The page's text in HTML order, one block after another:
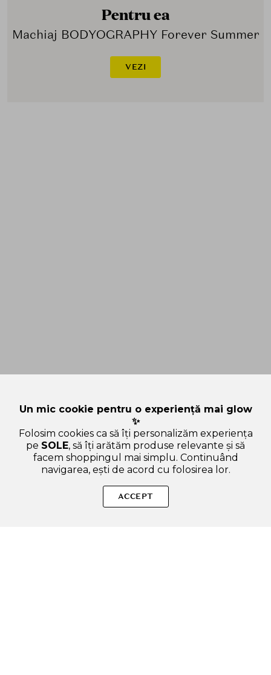
Pentru ea
Machiaj BODYOGRAPHY Forever Summer
VEZI
Produse autentice, conforme UE, alese responsabil.
Un mic cookie pentru o experiență mai glow
✨
Folosim cookies ca să îți personalizăm experiența
pe SOLE, să îți arătăm produse relevante și să
facem shoppingul mai simplu. Continuând
navigarea, ești de acord cu folosirea lor.
ACCEPT